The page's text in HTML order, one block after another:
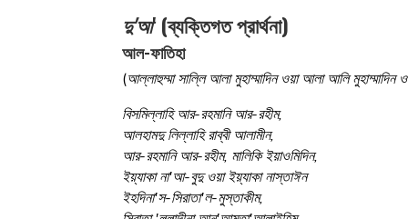
দু'আ' (ব্যক্তিগত প্রার্থনা)
আল-ফাতিহা
(আল্লাহুম্মা সাল্লি আলা মুহাম্মাদিন ওয়া আলা আলি মুহাম্মাদিন
বিসমিল্লাহি আর-রহমানি আর-রহীম,
আলহামদু লিল্লাহি রাব্বী আলামীন,
আর-রহমানি আর-রহীম, মালিকি ইয়াওমিদিন,
ইয়্যাকা না'আ-বুদু ওয়া ইয়্যাকা নাস্তাঈন
ইহদিনা'স-সিরাতা'ল-মুস্তাকীম,